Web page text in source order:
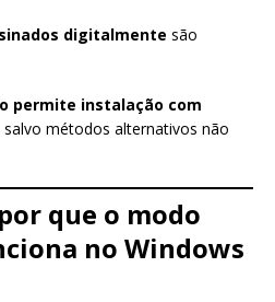
digitalmente são
permite instalação com
salvo métodos alternativos não
que o modo
no Windows